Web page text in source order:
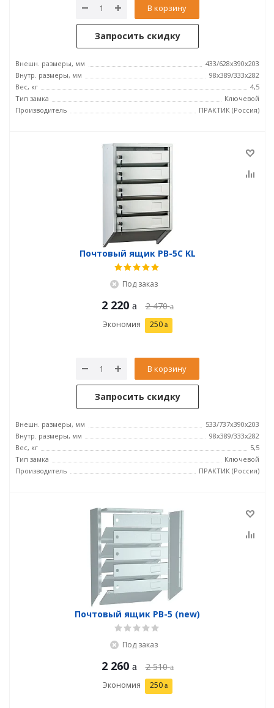
В корзину
Запросить скидку
Внешн. размеры, мм
433/628x390x203
Внутр. размеры, мм
98x389/333x282
Вес, кг
4,5
Тип замка
Ключевой
Производитель
ПРАКТИК (Россия)
Почтовый ящик PB-5C KL
Под заказ
2 220 2 470
Экономия 250
В корзину
Запросить скидку
Внешн. размеры, мм
533/737x390x203
Внутр. размеры, мм
98x389/333x282
Вес, кг
5,5
Тип замка
Ключевой
Производитель
ПРАКТИК (Россия)
Почтовый ящик PB-5 (new)
Под заказ
2 260 2 510
Экономия 250